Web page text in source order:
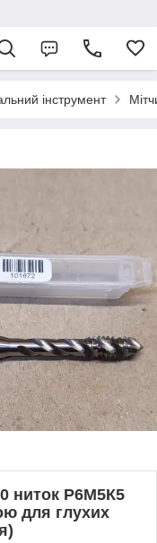
інструмент
ниток Р6М5К5
для глухих